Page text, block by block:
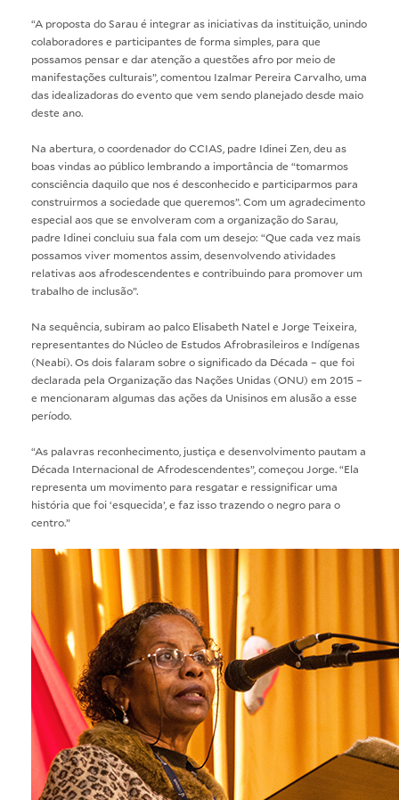
“A proposta do Sarau é integrar as iniciativas da instituição, unindo
colaboradores e participantes de forma simples, para que
possamos pensar e dar atenção a questões afro por meio de
manifestações culturais”, comentou Izalmar Pereira Carvalho, uma
das idealizadoras do evento que vem sendo planejado desde maio
deste ano.
Na abertura, o coordenador do CCIAS, padre Idinei Zen, deu as
boas vindas ao público lembrando a importância de “tomarmos
consciência daquilo que nos é desconhecido e participarmos para
construirmos a sociedade que queremos”. Com um agradecimento
especial aos que se envolveram com a organização do Sarau,
padre Idinei concluiu sua fala com um desejo: “Que cada vez mais
possamos viver momentos assim, desenvolvendo atividades
relativas aos afrodescendentes e contribuindo para promover um
trabalho de inclusão”.
Na sequência, subiram ao palco Elisabeth Natel e Jorge Teixeira,
representantes do Núcleo de Estudos Afrobrasileiros e Indígenas
(Neabi). Os dois falaram sobre o significado da Década – que foi
declarada pela Organização das Nações Unidas (ONU) em 2015 –
e mencionaram algumas das ações da Unisinos em alusão a esse
período.
“As palavras reconhecimento, justiça e desenvolvimento pautam a
Década Internacional de Afrodescendentes”, começou Jorge. “Ela
representa um movimento para resgatar e ressignificar uma
história que foi ‘esquecida’, e faz isso trazendo o negro para o
centro.”